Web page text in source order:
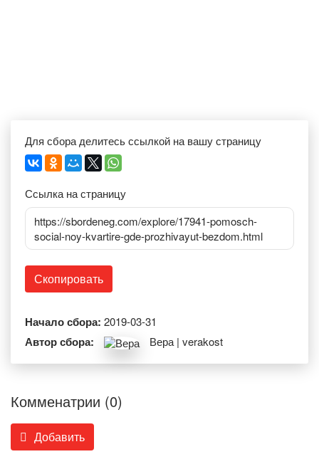
Для сбора делитесь ссылкой на вашу страницу
Ссылка на страницу
https://sbordeneg.com/explore/17941-pomosch-
social-noy-kvartire-gde-prozhivayut-bezdom.html
Скопировать
Начало сбора: 2019-03-31
Автор сбора: Вера | verakost
Комменатрии (0)
Добавить